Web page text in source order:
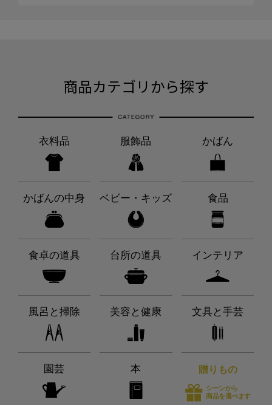
商品カテゴリから探す
衣料品 服飾品 かばん
かばんの中身 ベビー・キッズ 食品
食卓の道具 台所の道具 インテリア
風呂と掃除 美容と健康 文具と手芸
園芸 本 贈りもの
シーンから
商品を選べます